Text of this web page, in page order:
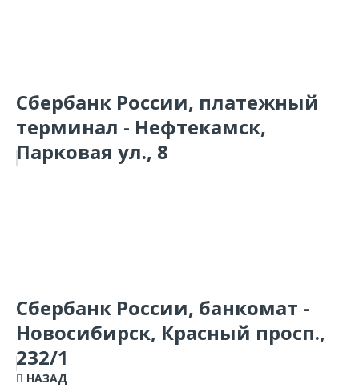
Сбербанк России, платежный
терминал - Нефтекамск,
Парковая ул., 8
Сбербанк России, банкомат -
Новосибирск, Красный просп.,
232/1
НАЗАД